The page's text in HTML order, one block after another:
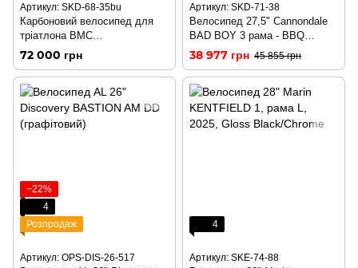
Артикул: SKD-68-35bu
Карбоновий велосипед для
тріатлона BMC
TIMEMACHINE TWO 105
Carbon, рама M/L стан нового
72 000 грн
Артикул: SKD-71-38
Велосипед 27,5" Cannondale
BAD BOY 3 рама - BBQ
чорно-матовий
38 977 грн 45 855 грн
−22%
4
Розпродаж
Артикул: OPS-DIS-26-517
4
Артикул: SKE-74-88